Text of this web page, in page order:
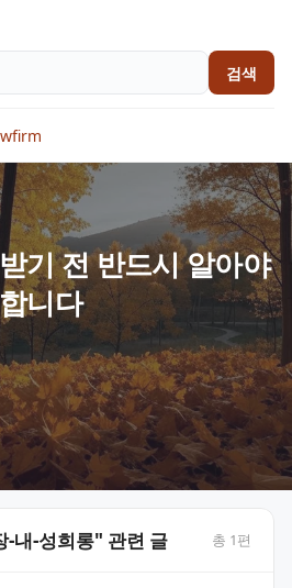
검색
기 전 반드시 알아야
니다
-내-성희롱" 관련 글 총 1편